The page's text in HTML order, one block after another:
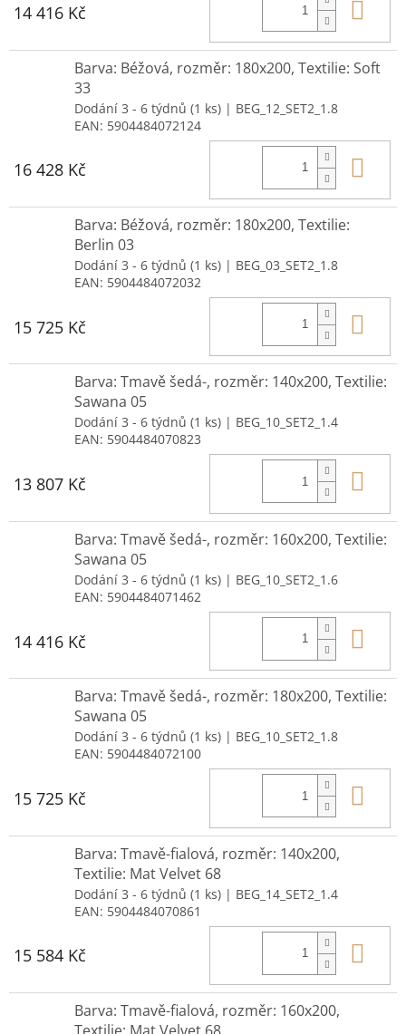
14 416 Kč
Barva: Béžová, rozměr: 180x200, Textilie: Soft
33
Dodání 3 - 6 týdnů (1 ks) | BEG_12_SET2_1.8
EAN: 5904484072124
16 428 Kč
Barva: Béžová, rozměr: 180x200, Textilie:
Berlin 03
Dodání 3 - 6 týdnů (1 ks) | BEG_03_SET2_1.8
EAN: 5904484072032
15 725 Kč
Barva: Tmavě šedá-, rozměr: 140x200, Textilie:
Sawana 05
Dodání 3 - 6 týdnů (1 ks) | BEG_10_SET2_1.4
EAN: 5904484070823
13 807 Kč
Barva: Tmavě šedá-, rozměr: 160x200, Textilie:
Sawana 05
Dodání 3 - 6 týdnů (1 ks) | BEG_10_SET2_1.6
EAN: 5904484071462
14 416 Kč
Barva: Tmavě šedá-, rozměr: 180x200, Textilie:
Sawana 05
Dodání 3 - 6 týdnů (1 ks) | BEG_10_SET2_1.8
EAN: 5904484072100
15 725 Kč
Barva: Tmavě-fialová, rozměr: 140x200,
Textilie: Mat Velvet 68
Dodání 3 - 6 týdnů (1 ks) | BEG_14_SET2_1.4
EAN: 5904484070861
15 584 Kč
Barva: Tmavě-fialová, rozměr: 160x200,